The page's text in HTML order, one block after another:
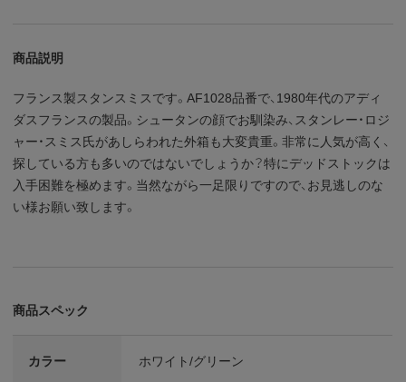
商品説明
フランス製スタンスミスです。AF1028品番で、1980年代のアディ
ダスフランスの製品。シュータンの顔でお馴染み、スタンレー・ロジ
ャー・スミス氏があしらわれた外箱も大変貴重。非常に人気が高く、
探している方も多いのではないでしょうか？特にデッドストックは
入手困難を極めます。当然ながら一足限りですので、お見逃しのな
い様お願い致します。
商品スペック
カラー ホワイト/グリーン